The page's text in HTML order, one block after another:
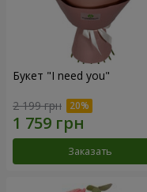
Букет "I need you"
2 199 грн
Заказать